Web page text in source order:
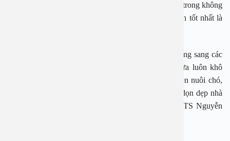
“Môi trường sống của chúng ta chứa chất gây dị ứng trong không
khí tương đối nhiều. Để phòng viêm mũi dị ứng cách tốt nhất là
Để bệnh viêm mũi dị ứng không tái phát hoặc tấn công sang các
thành viên khác trong gia đình, bạn cần giữ nhà cửa luôn khô
sạch và thoáng khí. Trong nhà người bệnh không nên nuôi chó,
mèo, thú cưng, trồng hoa tươi… Cần thường xuyên dọn dẹp nhà
cửa, để phòng thông thoáng, tránh nấm mốc”, PGS.TS Nguyễn